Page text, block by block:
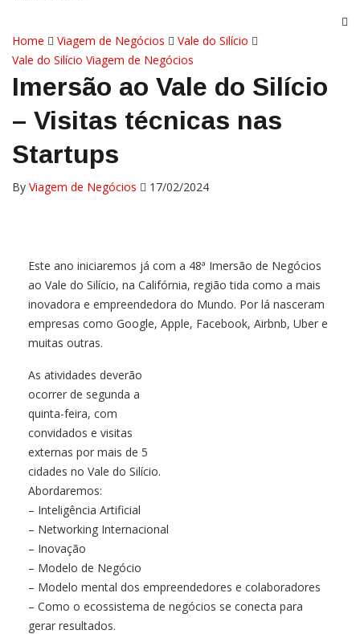
Home Viagem de Negócios
Vale do Silício
Vale do Silício Viagem de Negócios
Imersão ao Vale do Silício
– Visitas técnicas nas
Startups
By Viagem de Negócios 17/02/2024
Este ano iniciaremos já com a 48ª Imersão de Negócios
ao Vale do Silício, na Califórnia, região tida como a mais
inovadora e empreendedora do Mundo. Por lá nasceram
empresas como Google, Apple, Facebook, Airbnb, Uber e
muitas outras.
As atividades deverão
ocorrer de segunda a
quinta-feira, com
convidados e visitas
externas por mais de 5
cidades no Vale do Silício.
Abordaremos:
– Inteligência Artificial
– Networking Internacional
– Inovação
– Modelo de Negócio
– Modelo mental dos empreendedores e colaboradores
– Como o ecossistema de negócios se conecta para
gerar resultados.